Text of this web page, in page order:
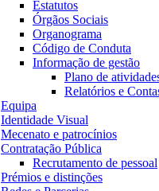
Estatutos
Órgãos Sociais
Organograma
Código de Conduta
Informação de gestão
Plano de
Relatórios e
Equipa
Identidade Visual
Mecenato e patrocínios
Contratação Pública
Recrutamento de pessoal
Prémios e distinções